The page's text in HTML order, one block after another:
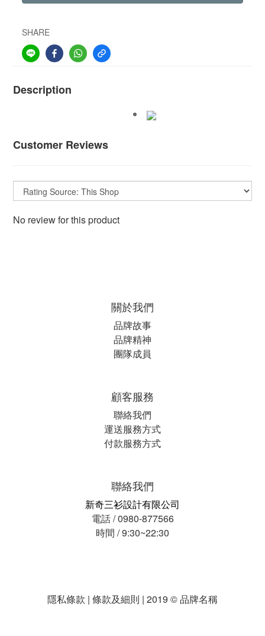
SHARE
Description
Customer Reviews
No review for this product
關於我們
品牌故事
品牌精神
團隊成員
顧客服務
聯絡我們
運送服務方式
付款服務方式
聯絡我們
新奇三衫設計有限公司
電話 / 0980-877566
時間 / 9:30~22:30
隱私條款 | 條款及細則 | 2019 © 品牌名稱